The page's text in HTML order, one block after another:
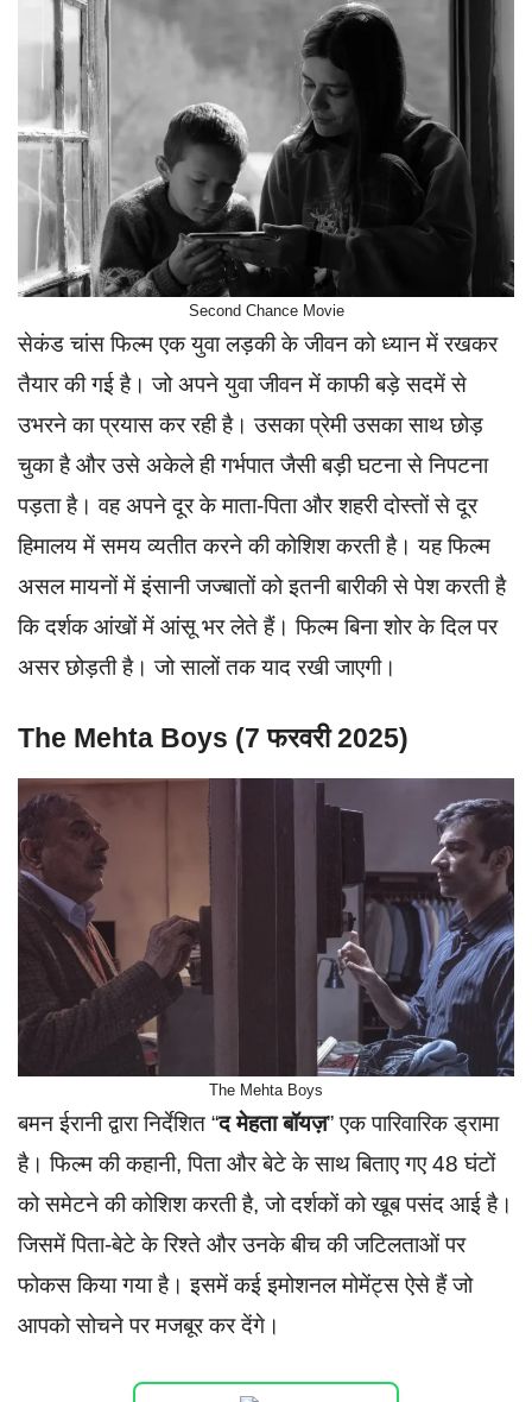
Second Chance Movie
सेकंड चांस फिल्म एक युवा लड़की के जीवन को ध्यान में रखकर
तैयार की गई है। जो अपने युवा जीवन में काफी बड़े सदमें से
उभरने का प्रयास कर रही है। उसका प्रेमी उसका साथ छोड़
चुका है और उसे अकेले ही गर्भपात जैसी बड़ी घटना से निपटना
पड़ता है। वह अपने दूर के माता-पिता और शहरी दोस्तों से दूर
हिमालय में समय व्यतीत करने की कोशिश करती है। यह फिल्म
असल मायनों में इंसानी जज्बातों को इतनी बारीकी से पेश करती है
कि दर्शक आंखों में आंसू भर लेते हैं। फिल्म बिना शोर के दिल पर
असर छोड़ती है। जो सालों तक याद रखी जाएगी।
The Mehta Boys (7 फरवरी 2025)
The Mehta Boys
बमन ईरानी द्वारा निर्देशित “द मेहता बॉयज़” एक पारिवारिक ड्रामा
है। फिल्म की कहानी, पिता और बेटे के साथ बिताए गए 48 घंटों
को समेटने की कोशिश करती है, जो दर्शकों को खूब पसंद आई है।
जिसमें पिता-बेटे के रिश्ते और उनके बीच की जटिलताओं पर
फोकस किया गया है। इसमें कई इमोशनल मोमेंट्स ऐसे हैं जो
आपको सोचने पर मजबूर कर देंगे।